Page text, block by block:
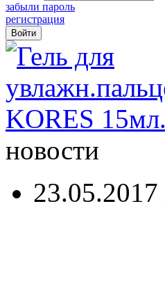
забыли пароль
регистрация
новости
23.05.2017